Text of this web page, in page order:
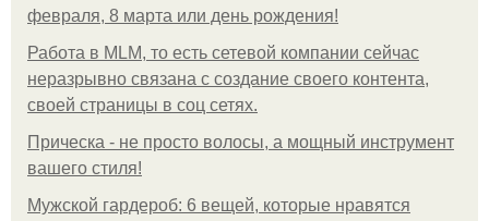
февраля, 8 марта или день рождения!
Работа в MLM, то есть сетевой компании сейчас
неразрывно связана с создание своего контента,
своей страницы в соц сетях.
Прическа - не просто волосы, а мощный инструмент
вашего стиля!
Мужской гардероб: 6 вещей, которые нравятся